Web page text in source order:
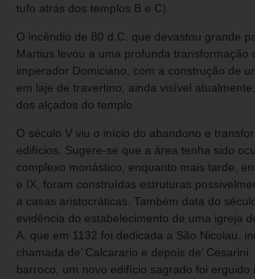
tufo atrás dos templos B e C).
O incêndio de 80 d.C. que devastou grande
Martius levou a uma profunda transformação
imperador Domiciano, com a construção de
em laje de travertino, ainda visível
dos alçados do templo.
O século V viu o início do abandono e
edifícios. Sugere-se que a área tenha sido
complexo monástico, enquanto mais tarde,
e IX, foram construídas estruturas
a casas aristocráticas. Também data do
evidência do estabelecimento de uma igreja
A, que em 1132 foi dedicada a São Nicolau,
chamada de’ Calcarario e depois de’
barroco, um novo edifício sagrado foi erguido